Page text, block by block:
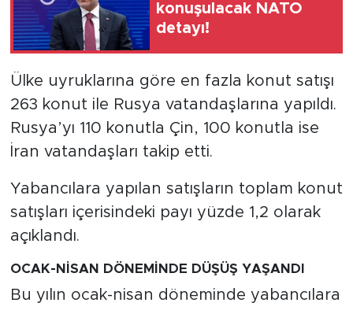
konuşulacak NATO
detayı!
Ülke uyruklarına göre en fazla konut satışı
263 konut ile Rusya vatandaşlarına yapıldı.
Rusya’yı 110 konutla Çin, 100 konutla ise
İran vatandaşları takip etti.
Yabancılara yapılan satışların toplam konut
satışları içerisindeki payı yüzde 1,2 olarak
açıklandı.
OCAK-NİSAN DÖNEMİNDE DÜŞÜŞ YAŞANDI
Bu yılın ocak-nisan döneminde yabancılara